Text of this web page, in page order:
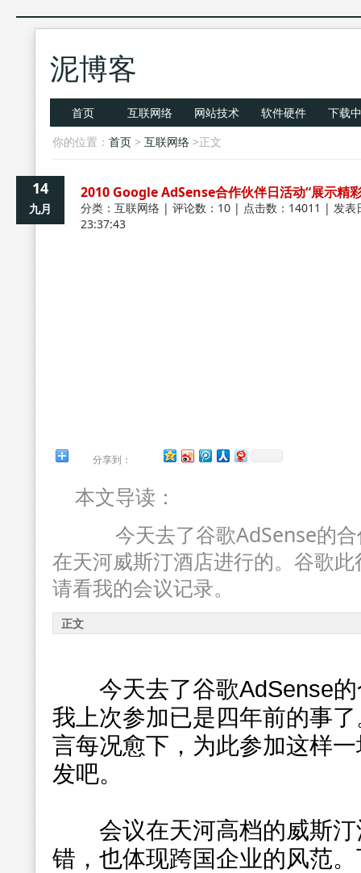
泥博客
首页 互联网络 网站技术 软件硬件
下载
你的位置： 首页 > 互联网络 >正文
14
九月
2010 Google AdSense合作伙伴日活动“展示精
分类： 互联网络 | 评论数：10 | 点击数：14011 | 发表
23:37:43
分享到：
本文导读：
今天去了谷歌AdSense的合
在天河威斯汀酒店进行的。谷歌
请看我的会议记录。
正文
今天去了谷歌AdSense的
我上次参加已是四年前的事
言每况愈下，为此参加这样
发吧。
会议在天河高档的威斯汀
错，也体现跨国企业的风范